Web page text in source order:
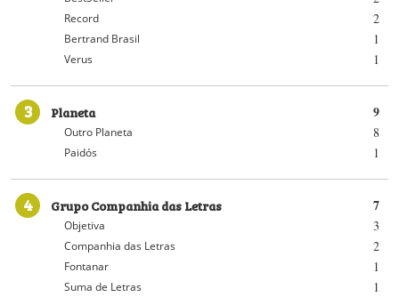
2
Record
1
Bertrand Brasil
1
Verus
3 9
Planeta
8
Outro Planeta
1
Paidós
4 7
Grupo Companhia das Letras
3
Objetiva
2
Companhia das Letras
1
Fontanar
1
Suma de Letras